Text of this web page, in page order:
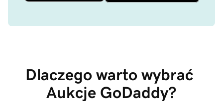
Dlaczego warto wybrać
Aukcje GoDaddy?